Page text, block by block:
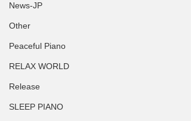
News-JP
Other
Peaceful Piano
RELAX WORLD
Release
SLEEP PIANO